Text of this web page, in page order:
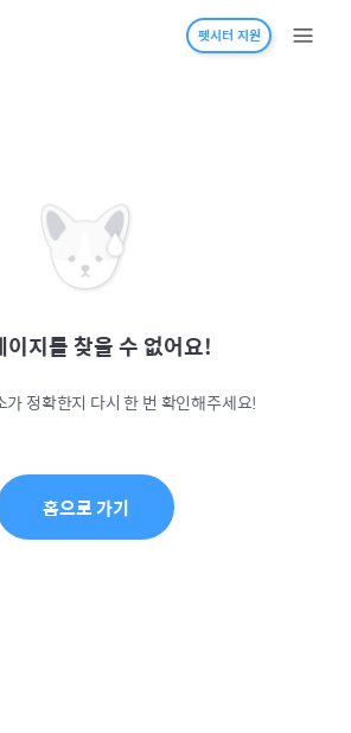
펫시터 지원
이지를 찾을 수 없어요!
가 정확한지 다시 한 번 확인해주세요!
홈으로 가기